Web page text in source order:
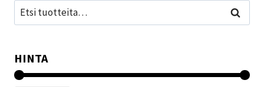
Etsi: Haku
HINTA